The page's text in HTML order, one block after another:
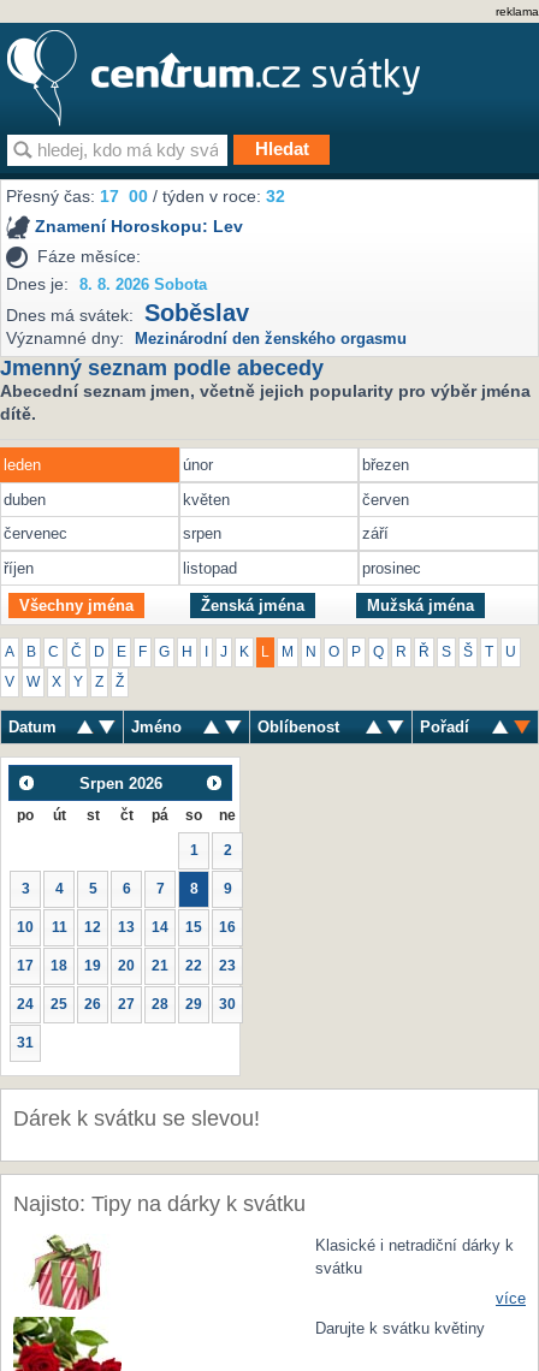
reklama
Přesný čas:17 00 / týden v roce:32
Znamení Horoskopu: Lev
Fáze měsíce:
Dnes je:
8. 8. 2026 Sobota
Dnes má svátek: Soběslav
Významné dny: Mezinárodní den ženského orgasmu
Jmenný seznam podle abecedy
Abecední seznam jmen, včetně jejich popularity pro výběr jména
dítě.
leden únor
březen
duben
květen
červen
červenec
srpen
září
říjen
listopad prosinec
Všechny jména Ženská jména Mužská jména
A B C Č D E F G H J K M N O P Q R Ř S Š U
V W X Y Z Ž
Datum Jméno Oblíbenost Pořadí
Srpen 2026
po út st čt pá so ne
1 2
3 4 5 6 7 8 9
10 11 12 13 14 15 16
17 18 19 20 21 22 23
24 25 26 27 28 29 30
31
Dárek k svátku se slevou!
Najisto: Tipy na dárky k svátku
Klasické i netradiční dárky k
svátku
více
Darujte k svátku květiny